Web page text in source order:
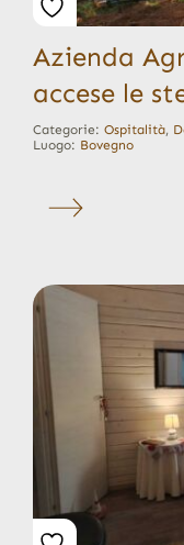
Azienda
accese le
Categorie: Ospitalità,
Luogo: Bovegno